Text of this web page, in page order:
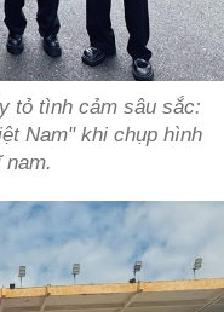
tỏ tình cảm sâu sắc:
Nam" khi chụp hình
nam.